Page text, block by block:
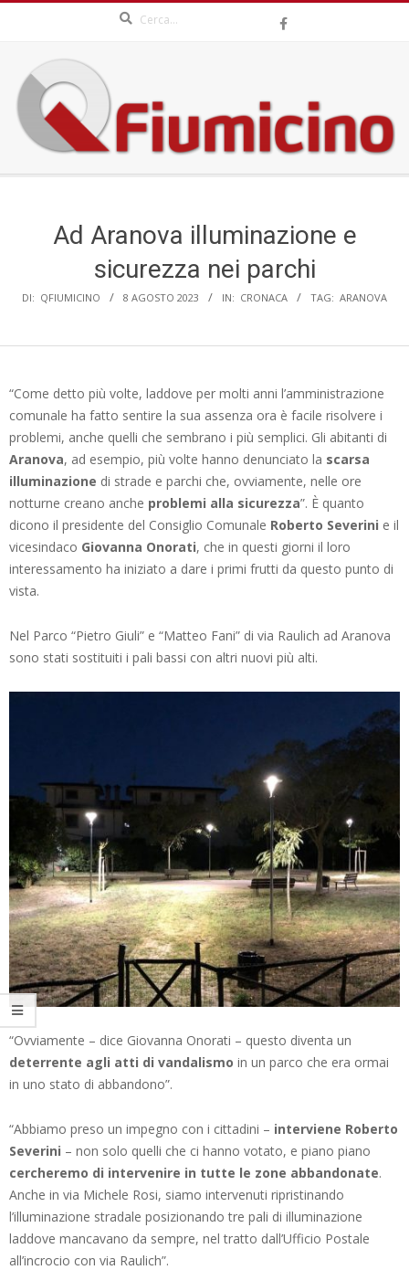
content
QFIUMICINO.COM
Ad Aranova illuminazione e
sicurezza nei parchi
DI: QFIUMICINO 8 AGOSTO 2023 IN: CRONACA TAG: ARANOVA
“Come detto più volte, laddove per molti anni l’amministrazione
comunale ha fatto sentire la sua assenza ora è facile risolvere i
problemi, anche quelli che sembrano i più semplici. Gli abitanti di
Aranova, ad esempio, più volte hanno denunciato la scarsa
illuminazione di strade e parchi che, ovviamente, nelle ore
notturne creano anche problemi alla sicurezza”. È quanto
dicono il presidente del Consiglio Comunale Roberto Severini e il
vicesindaco Giovanna Onorati, che in questi giorni il loro
interessamento ha iniziato a dare i primi frutti da questo punto di
vista.
Nel Parco “Pietro Giuli” e “Matteo Fani” di via Raulich ad Aranova
sono stati sostituiti i pali bassi con altri nuovi più alti.
“Ovviamente – dice Giovanna Onorati – questo diventa un
deterrente agli atti di vandalismo in un parco che era ormai
in uno stato di abbandono”.
“Abbiamo preso un impegno con i cittadini – interviene Roberto
Severini – non solo quelli che ci hanno votato, e piano piano
cercheremo di intervenire in tutte le zone abbandonate.
Anche in via Michele Rosi, siamo intervenuti ripristinando
l’illuminazione stradale posizionando tre pali di illuminazione
laddove mancavano da sempre, nel tratto dall’Ufficio Postale
all’incrocio con via Raulich”.